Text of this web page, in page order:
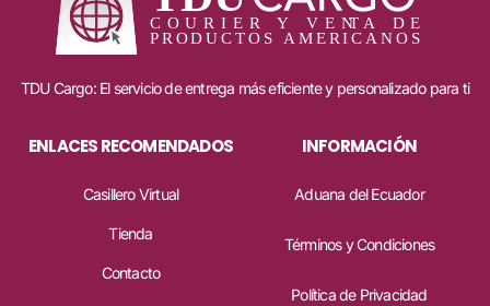
TDU Cargo: El servicio de entrega más eficiente y personalizado para ti
ENLACES RECOMENDADOS
Casillero Virtual
Tienda
Contacto
INFORMACIÓN
Aduana del Ecuador
Términos y Condiciones
Política de Privacidad